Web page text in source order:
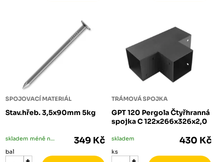
SPOJOVACÍ MATERIÁL
Stav.hřeb. 3,5x90mm 5kg
skladem méně než 5 bal 349 Kč
bal
TRÁMOVÁ SPOJKA
GPT 120 Pergola Čtyřhranná
spojka C 122x266x326x2,0
skladem 430 Kč
ks